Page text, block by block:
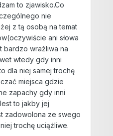
to zjawisko.Co
nie
z tą osobą na temat
ani słowa
bardzo wrażliwa na
wtedy gdy inni
dla niej samej trochę
miejsca gdzie
zapachy gdy inni
to jakby jej
zadowolona ze swego
trochę uciążliwe.